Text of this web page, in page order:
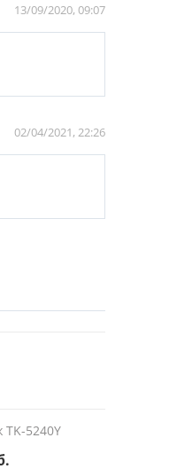
13/09/2020, 09:07
02/04/2021, 22:26